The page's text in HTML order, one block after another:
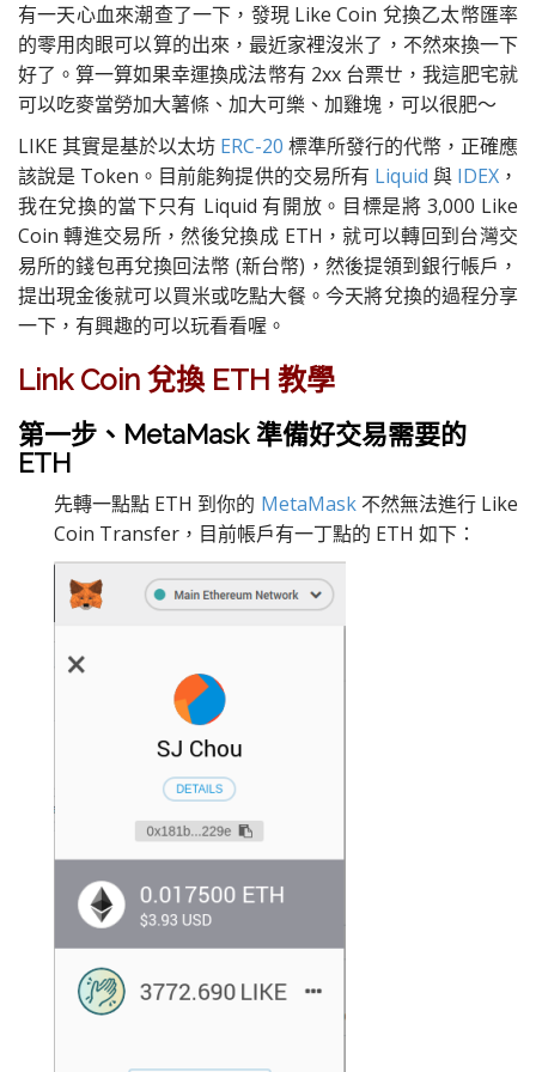
有一天心血來潮查了一下，發現 Like Coin 兌換乙太幣匯率
的零用肉眼可以算的出來，最近家裡沒米了，不然來換一下
好了。算一算如果幸運換成法幣有 2xx 台票ㄝ，我這肥宅就
可以吃麥當勞加大薯條、加大可樂、加雞塊，可以很肥～
LIKE 其實是基於以太坊 ERC-20 標準所發行的代幣，正確應
該說是 Token。目前能夠提供的交易所有 Liquid 與 IDEX，
我在兌換的當下只有 Liquid 有開放。目標是將 3,000 Like
Coin 轉進交易所，然後兌換成 ETH，就可以轉回到台灣交
易所的錢包再兌換回法幣 (新台幣)，然後提領到銀行帳戶，
提出現金後就可以買米或吃點大餐。今天將兌換的過程分享
一下，有興趣的可以玩看看喔。
Link Coin 兌換 ETH 教學
第一步、MetaMask 準備好交易需要的
ETH
先轉一點點 ETH 到你的 MetaMask不然無法進行 Like
Coin Transfer，目前帳戶有一丁點的 ETH 如下：